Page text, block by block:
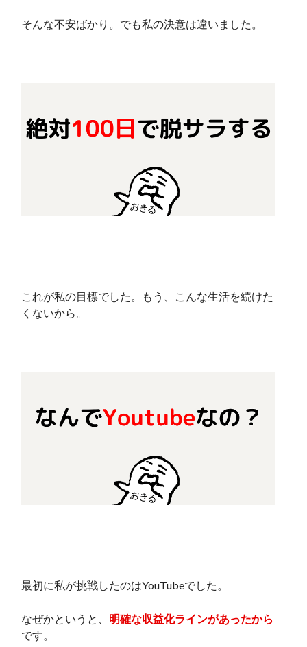
そんな不安ばかり。でも私の決意は違いました。
これが私の目標でした。もう、こんな生活を続けた
くないから。
最初に私が挑戦したのはYouTubeでした。
なぜかというと、 明確な収益化ラインがあったから
です。